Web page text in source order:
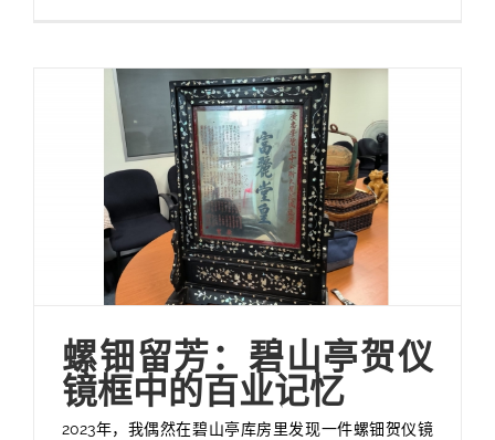
螺钿留芳：碧山亭贺仪
镜框中的百业记忆
2023年，我偶然在碧山亭库房里发现一件螺钿贺仪镜